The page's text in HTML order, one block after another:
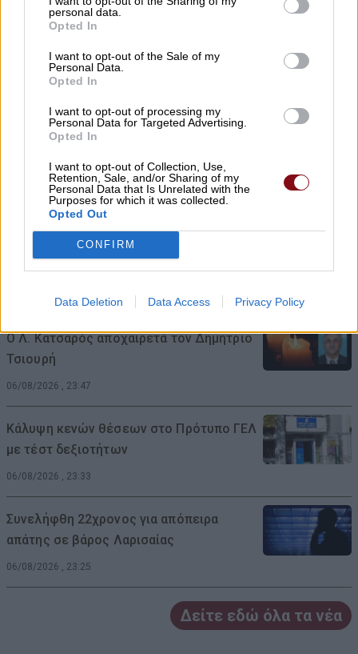
personal data.
Opted In
I want to opt-out of the Sale of my
Personal Data.
Opted In
I want to opt-out of processing my
Personal Data for Targeted Advertising.
Opted In
I want to opt-out of Collection, Use,
Retention, Sale, and/or Sharing of my
Personal Data that Is Unrelated with the
Purposes for which it was collected.
Opted Out
CONFIRM
Data Deletion Data Access Privacy Policy
07/08/2026 , 9:14
της Νίκης Κουτσογιώργου
Ο δήμος Τυρνάβου καλεί εθελοντές για τη
07/08/2026 , 8:58
Υπό ίδρυση η Αστική Μη Κερδοσκοπική
Εταιρεία «ΚΟΙΝΩΦΕΛΕΣ ΕΡΓΟ ΔΗΜΗΤΡΙΟΥ
ΑΠΟΣΤΟΛΟΥ ΔΟΚΟΥ»
06/08/2026 , 23:55
Ο Λ. Κατσαρός αποχαιρετά τον Δημήτριο
Τσιουρή
06/08/2026 , 23:47
Κάλυψη κενών θέσεων στο Πρότυπο ΓΕΛ
με τέστ δεξιοτήτων
06/08/2026 , 23:33
Συνελήφθη 22χρονος για απόπειρα
απάτης σε βάρος Λαρισαίας
06/08/2026 , 23:25
Δείτε εδώ όλα τα νέα